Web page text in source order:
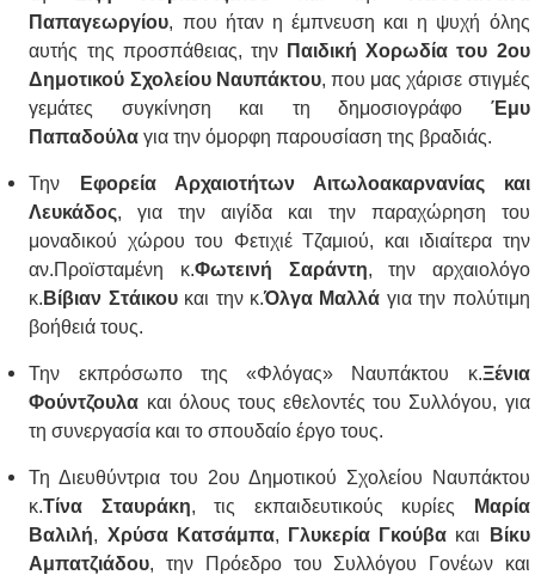
Παπαγεωργίου, που ήταν η έμπνευση και η ψυχή όλης
αυτής της προσπάθειας, την Παιδική Χορωδία του 2ου
Δημοτικού Σχολείου Ναυπάκτου, που μας χάρισε στιγμές
γεμάτες συγκίνηση και τη δημοσιογράφο Έμυ
Παπαδούλα για την όμορφη παρουσίαση της βραδιάς.
Την
Εφορεία Αρχαιοτήτων Αιτωλοακαρνανίας και
Λευκάδος, για την αιγίδα και την παραχώρηση του
μοναδικού χώρου του Φετιχιέ Τζαμιού, και ιδιαίτερα την
αν.Προϊσταμένη κ.Φωτεινή Σαράντη, την αρχαιολόγο
κ. Βίβιαν Στάικουκαι την κ.Όλγα Μαλλά για την πολύτιμη
βοήθειά τους.
Την εκπρόσωπο της «Φλόγας» Ναυπάκτου κ.Ξένια
Φούντζουλα και όλους τους εθελοντές του Συλλόγου, για
τη συνεργασία και το σπουδαίο έργο τους.
Τη Διευθύντρια του 2ου Δημοτικού Σχολείου Ναυπάκτου
κ.Τίνα Σταυράκη, τις εκπαιδευτικούς κυρίες
Μαρία
Βαλιλή, Χρύσα Κατσάμπα, Γλυκερία Γκούβα και
Βίκυ
Αμπατζιάδου, την Πρόεδρο του Συλλόγου Γονέων και